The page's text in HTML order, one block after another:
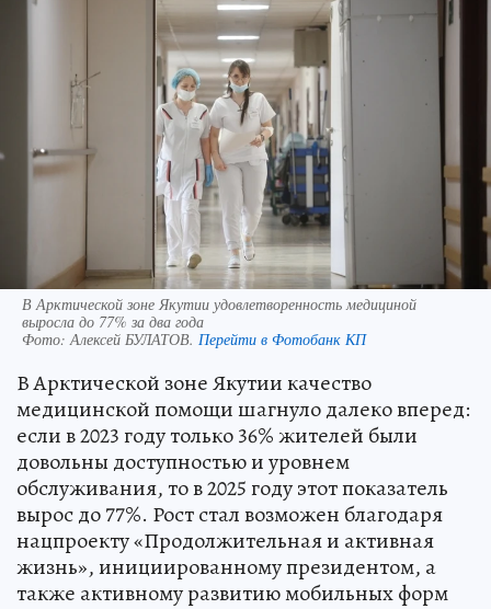
В Арктической зоне Якутии удовлетворенность медициной
выросла до 77% за два года
Фото:Алексей БУЛАТОВ. Перейти в Фотобанк КП
В Арктической зоне Якутии качество
медицинской помощи шагнуло далеко вперед:
если в 2023 году только 36% жителей были
довольны доступностью и уровнем
обслуживания, то в 2025 году этот показатель
вырос до 77%. Рост стал возможен благодаря
нацпроекту «Продолжительная и активная
жизнь», инициированному президентом, а
также активному развитию мобильных форм